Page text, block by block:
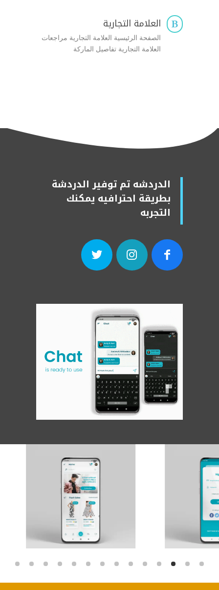
 العلامة التجارية
الصفحة الرئيسية العلامة التجارية مراجعات
العلامة التجارية تفاصيل الماركة
الدردشه تم توفير الدردشة
بطريقة احترافيه يمكنك
التجربه